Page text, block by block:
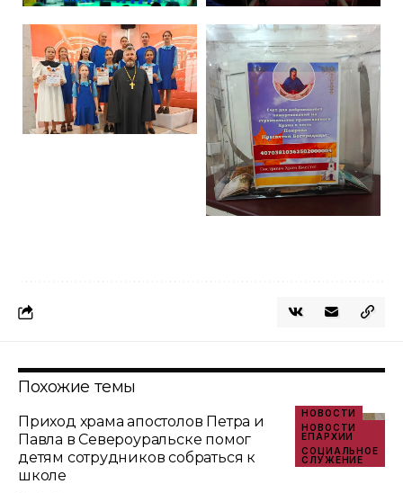
Похожие темы
НОВОСТИ
НОВОСТИ
ЕПАРХИИ
СОЦИАЛЬНОЕ
СЛУЖЕНИЕ
Приход храма апостолов Петра и
Павла в Североуральске помог
детям сотрудников собраться к
школе